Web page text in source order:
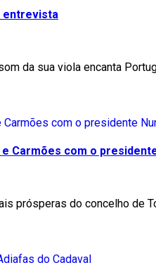
entrevista
da sua viola encanta
Carmões com o
prósperas do concelho de